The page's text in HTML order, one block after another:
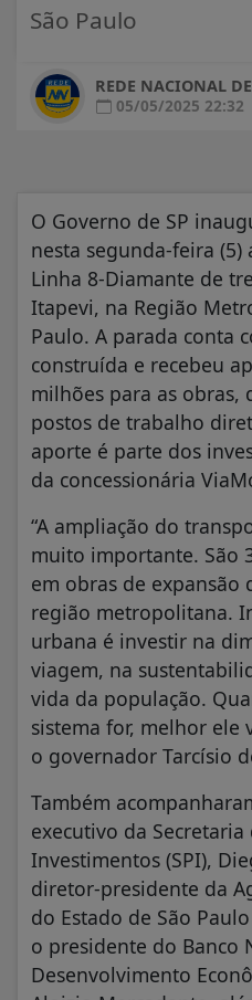
São Paulo
REDE NACIONAL
05/05/2025 22:32
O Governo de SP
nesta segunda-feira (5)
Linha 8-Diamante de
Itapevi, na Região
Paulo. A parada conta
construída e recebeu
milhões para as obras,
postos de trabalho
aporte é parte dos
da concessionária
“A ampliação do
muito importante. São
em obras de expansão
região metropolitana.
urbana é investir na
viagem, na
vida da população.
sistema for, melhor ele
o governador Tarcísio
Também
executivo da Secretaria
Investimentos (SPI),
diretor-presidente da
do Estado de São
o presidente do Banco
Desenvolvimento